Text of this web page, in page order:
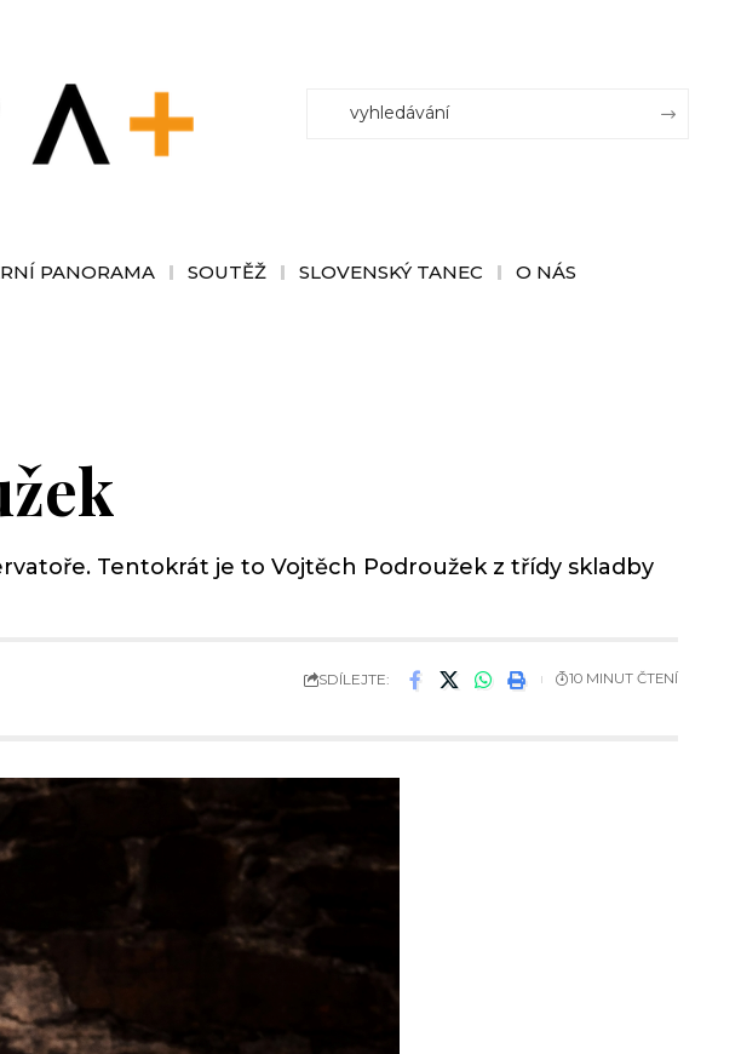
PANORAMA SOUTĚŽ SLOVENSKÝ TANEC O NÁS
Tentokrát je to Vojtěch Podroužek z třídy skladby
SDÍLEJTE: 10 MINUT ČTENÍ